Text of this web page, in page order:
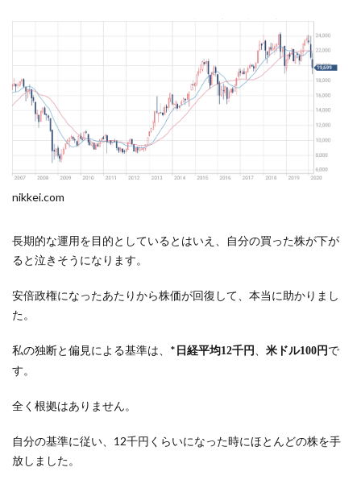
nikkei.com
長期的な運用を目的としているとはいえ、自分の買った株が下が
ると泣きそうになります。
安倍政権になったあたりから株価が回復して、本当に助かりまし
た。
私の独断と偏見による基準は、* 日経平均12千円 米ドル100円 で
す。
全く根拠はありません。
自分の基準に従い、12千円くらいになった時にほとんどの株を手
放しました。